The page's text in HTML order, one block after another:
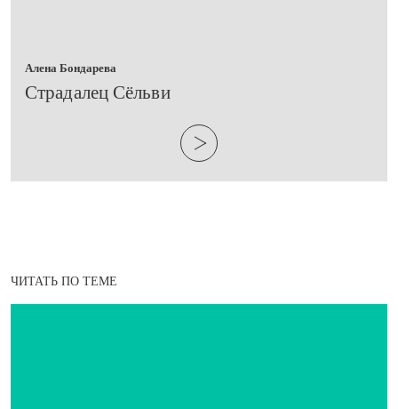
Алена Бондарева
​Страдалец Сёльви
ЧИТАТЬ ПО ТЕМЕ